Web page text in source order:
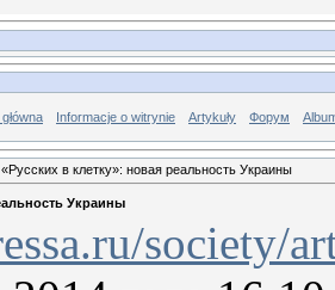
Informacje o witrynie Artykuły Форум
в клетку»: новая реальность Украины
Украины
society/